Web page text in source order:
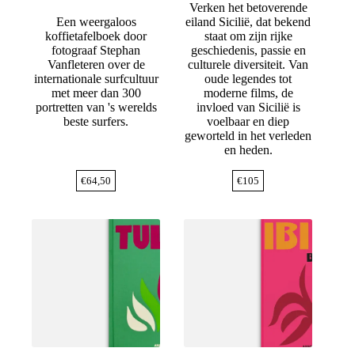
Een weergaloos
koffietafelboek door
fotograaf Stephan
Vanfleteren over de
internationale surfcultuur
met meer dan 300
portretten van 's werelds
beste surfers.
€64,50
Verken het betoverende
eiland Sicilië, dat bekend
staat om zijn rijke
geschiedenis, passie en
culturele diversiteit. Van
oude legendes tot
moderne films, de
invloed van Sicilië is
voelbaar en diep
geworteld in het verleden
en heden.
€105